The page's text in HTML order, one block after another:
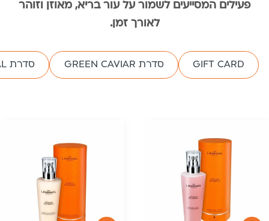
פעילים המסייעים לשמור על עור בריא, מאוזן וזוהר
לאורך זמן.
GIFT CARD סדרת GREEN CAVIAR סדרת MINERAL